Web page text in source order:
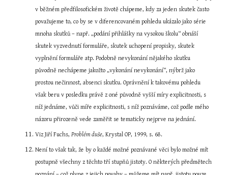
v běžném předfilosofickém životě chápeme, kdy za jeden skutek často
považujeme to, co by se v diferencovaném pohledu ukázalo jako série
mnoha skutků – např. „podání přihlášky na vysokou školu“ obnáší
skutek vyzvednutí formuláře, skutek uchopení propisky, skutek
vyplnění formuláře atp. Podobně nevykonání nějakého skutku
původně nechápeme jakožto „vykonání nevykonání“, nýbrž jako
prostou nečinnost, absenci skutku. Oprávnění k takovému pohledu
však beru v posledku právě z oné původně vyšší míry explicitnosti, s
níž jednáme, vůči míře explicitnosti, s níž poznáváme, což podle mého
názoru přirozeně vede zaměřit se tematicky nejprve na jednání.
Viz Jiří Fuchs, Problém duše, Krystal OP, 1999, s. 68.
Není to však tak, že by o každé možné poznávané věci bylo možné mít
postupně všechny z těchto tří stupňů jistoty. O některých předmětech